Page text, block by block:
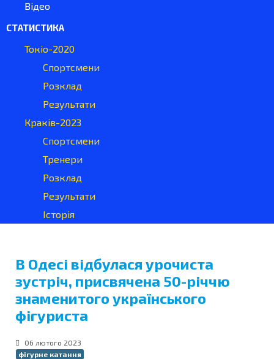
Відео
СТАТИСТИКА
Токіо-2020
Спортсмени
Розклад
Результати
Краків-2023
Спортсмени
Тренери
Розклад
Результати
Історія
В Одесі відбулася урочиста
зустріч, присвячена 50-річчю
знаменитого українського
фігуриста
06 лютого 2023
фігурне катання